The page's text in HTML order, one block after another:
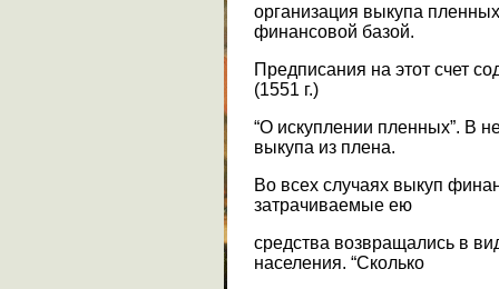
организация выкупа
финансовой базой.
Предписания на этот счет
(1551 г.)
“О искуплении пленных”. В
выкупа из плена.
Во всех случаях выкуп
затрачиваемые ею
средства возвращались в
населения. “Сколько